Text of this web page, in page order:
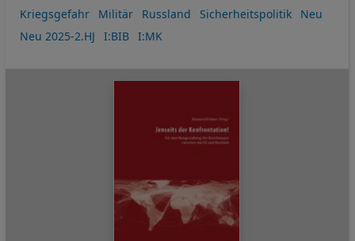
Kriegsgefahr
Militär Russland Sicherheitspolitik
Neu
Neu 2025-2.HJ
I:BIB I:MK